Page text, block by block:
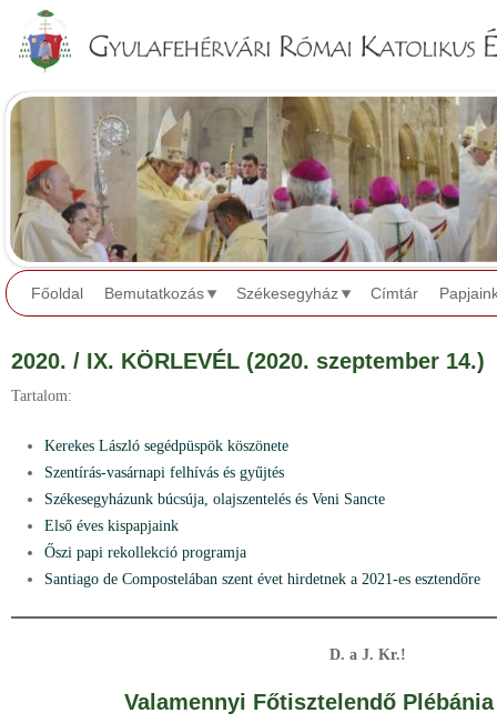
Főoldal Bemutatkozás Székesegyház Címtár
2020. / IX. KÖRLEVÉL (2020. szeptember 14.)
Tartalom:
Kerekes László segédpüspök köszönete
Szentírás-vasárnapi felhívás és gyűjtés
Székesegyházunk búcsúja, olajszentelés és Veni Sancte
Első éves kispapjaink
Őszi papi rekollekció programja
Santiago de Compostelában szent évet hirdetnek a 2021-es esztendőre
D. a J. Kr.!
Valamennyi Főtisztelendő